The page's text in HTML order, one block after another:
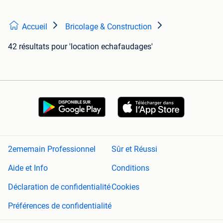
Accueil Bricolage & Construction
42 résultats pour 'location echafaudages'
2ememain Professionnel
Sûr et Réussi
Aide et Info
Conditions
Déclaration de confidentialitéCookies
Préférences de confidentialité